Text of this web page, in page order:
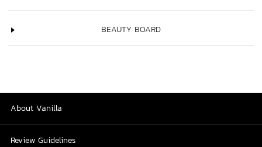
BEAUTY BOARD
About Vanilla
Review Guidelines